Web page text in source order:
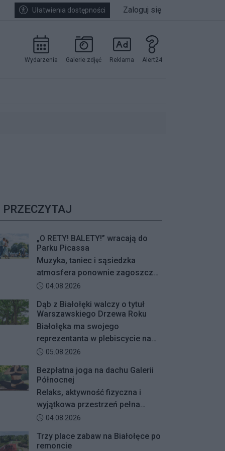
Ułatwienia dostępności Zaloguj się
Wydarzenia Galerie zdjęć Reklama Alert24
PRZECZYTAJ
„O RETY! BALETY!” wracają do
Parku Picassa
Muzyka, taniec i sąsiedzka
atmosfera ponownie zagoszczą
w Parku Picassa. Już 7 sierpnia
plenerowych potańcówek „O
RETY! BALETY!
Data dodania artykułu:
04.08.2026
Dąb z Białołęki walczy o tytuł
Warszawskiego Drzewa Roku
Białołęka ma swojego
reprezentanta w plebiscycie na
Warszawskie Drzewo Roku. Do
zakwalifikował się okazały dąb
szypułkowy rosnący przy ul.
Konturowej. Teraz o zwycięstwie
zadecydują głosy mieszkańców.
Data dodania artykułu:
05.08.2026
Bezpłatna joga na dachu Galerii
Północnej
Relaks, aktywność fizyczna i
wyjątkowa przestrzeń pełna
zieleni – Galeria Północna wraz z
zapraszają mieszkańców na
Data dodania artykułu:
04.08.2026
Trzy place zabaw na Białołęce po
remoncie